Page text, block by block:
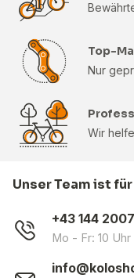
Top-
Nur
Wir
Unser Team ist
+43 144
Mo - Fr: 10